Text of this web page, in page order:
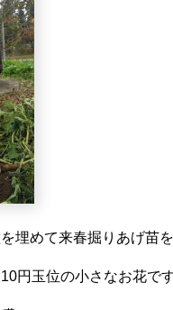
埋めて来春掘りあげ苗を
円玉位の小さなお花です